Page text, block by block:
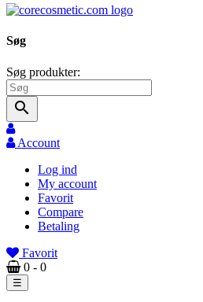
Søg
Søg produkter:
search
Account
Log ind
My account
Favorit
Compare
Betaling
Favorit
0 - 0
Toggle
navigation
☰